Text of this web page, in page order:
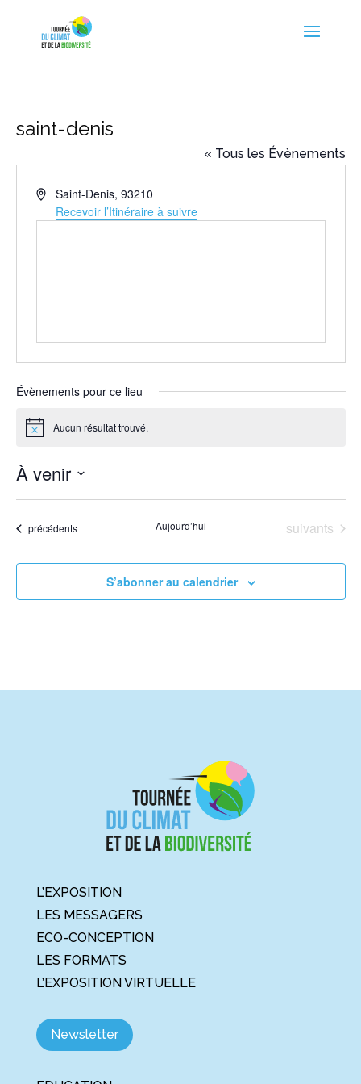
saint-denis
« Tous les Évènements
AdresseSaint-Denis, 93210
Recevoir l’Itinéraire à suivre
Évènements pour ce lieu
Notice Aucun résultat trouvé.
À venir
Sélectionnez
Évènements
précédents Aujourd’hui Évènements
suivants
S’abonner au calendrier
L’EXPOSITION
LES MESSAGERS
ECO-CONCEPTION
LES FORMATS
L’EXPOSITION VIRTUELLE
Newsletter